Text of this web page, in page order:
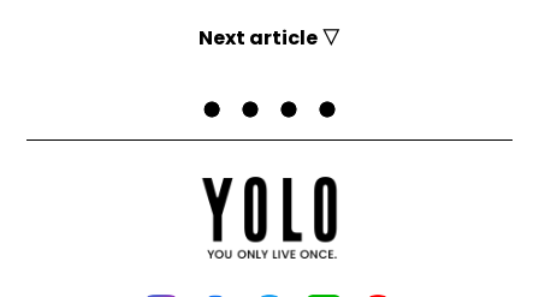
Next article ▽
疲れも脂肪もためない体に！良質な睡眠をとるためのエクササイズ